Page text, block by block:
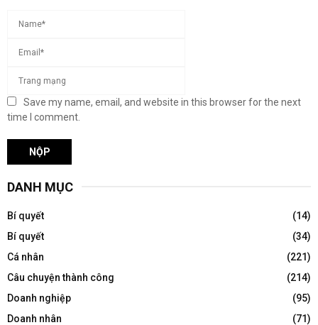
Save my name, email, and website in this browser for the next
time I comment.
DANH MỤC
Bí quyết
(14)
Bí quyết
(34)
Cá nhân
(221)
Câu chuyện thành công
(214)
Doanh nghiệp
(95)
Doanh nhân
(71)